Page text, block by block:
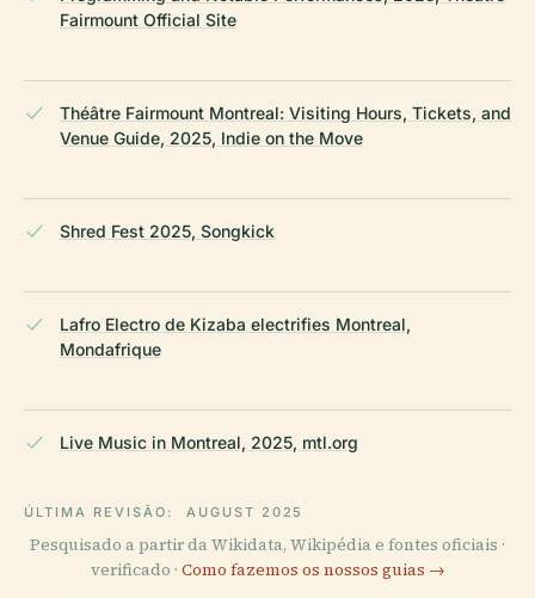
Fairmount Official Site
Théâtre Fairmount Montreal: Visiting Hours, Tickets, and
Venue Guide, 2025, Indie on the Move
Shred Fest 2025, Songkick
Lafro Electro de Kizaba electrifies Montreal,
Mondafrique
Live Music in Montreal, 2025, mtl.org
ÚLTIMA REVISÃO: AUGUST 2025
Pesquisado a partir da Wikidata, Wikipédia e fontes oficiais ·
verificado · Como fazemos os nossos guias →